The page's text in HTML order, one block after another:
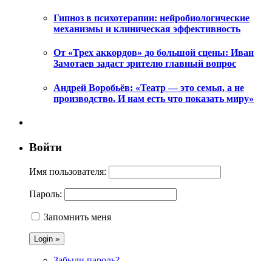
Гипноз в психотерапии: нейробиологические
механизмы и клиническая эффективность
От «Трех аккордов» до большой сцены: Иван
Замотаев задаст зрителю главный вопрос
Андрей Воробьёв: «Театр — это семья, а не
производство. И нам есть что показать миру»
Войти
Имя пользователя:
Пароль:
Запомнить меня